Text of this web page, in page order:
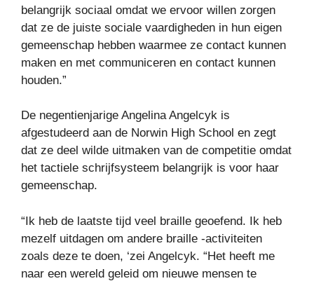
belangrijk sociaal omdat we ervoor willen zorgen
dat ze de juiste sociale vaardigheden in hun eigen
gemeenschap hebben waarmee ze contact kunnen
maken en met communiceren en contact kunnen
houden.”
De negentienjarige Angelina Angelcyk is
afgestudeerd aan de Norwin High School en zegt
dat ze deel wilde uitmaken van de competitie omdat
het tactiele schrijfsysteem belangrijk is voor haar
gemeenschap.
“Ik heb de laatste tijd veel braille geoefend. Ik heb
mezelf uitdagen om andere braille -activiteiten
zoals deze te doen, ‘zei Angelcyk. “Het heeft me
naar een wereld geleid om nieuwe mensen te